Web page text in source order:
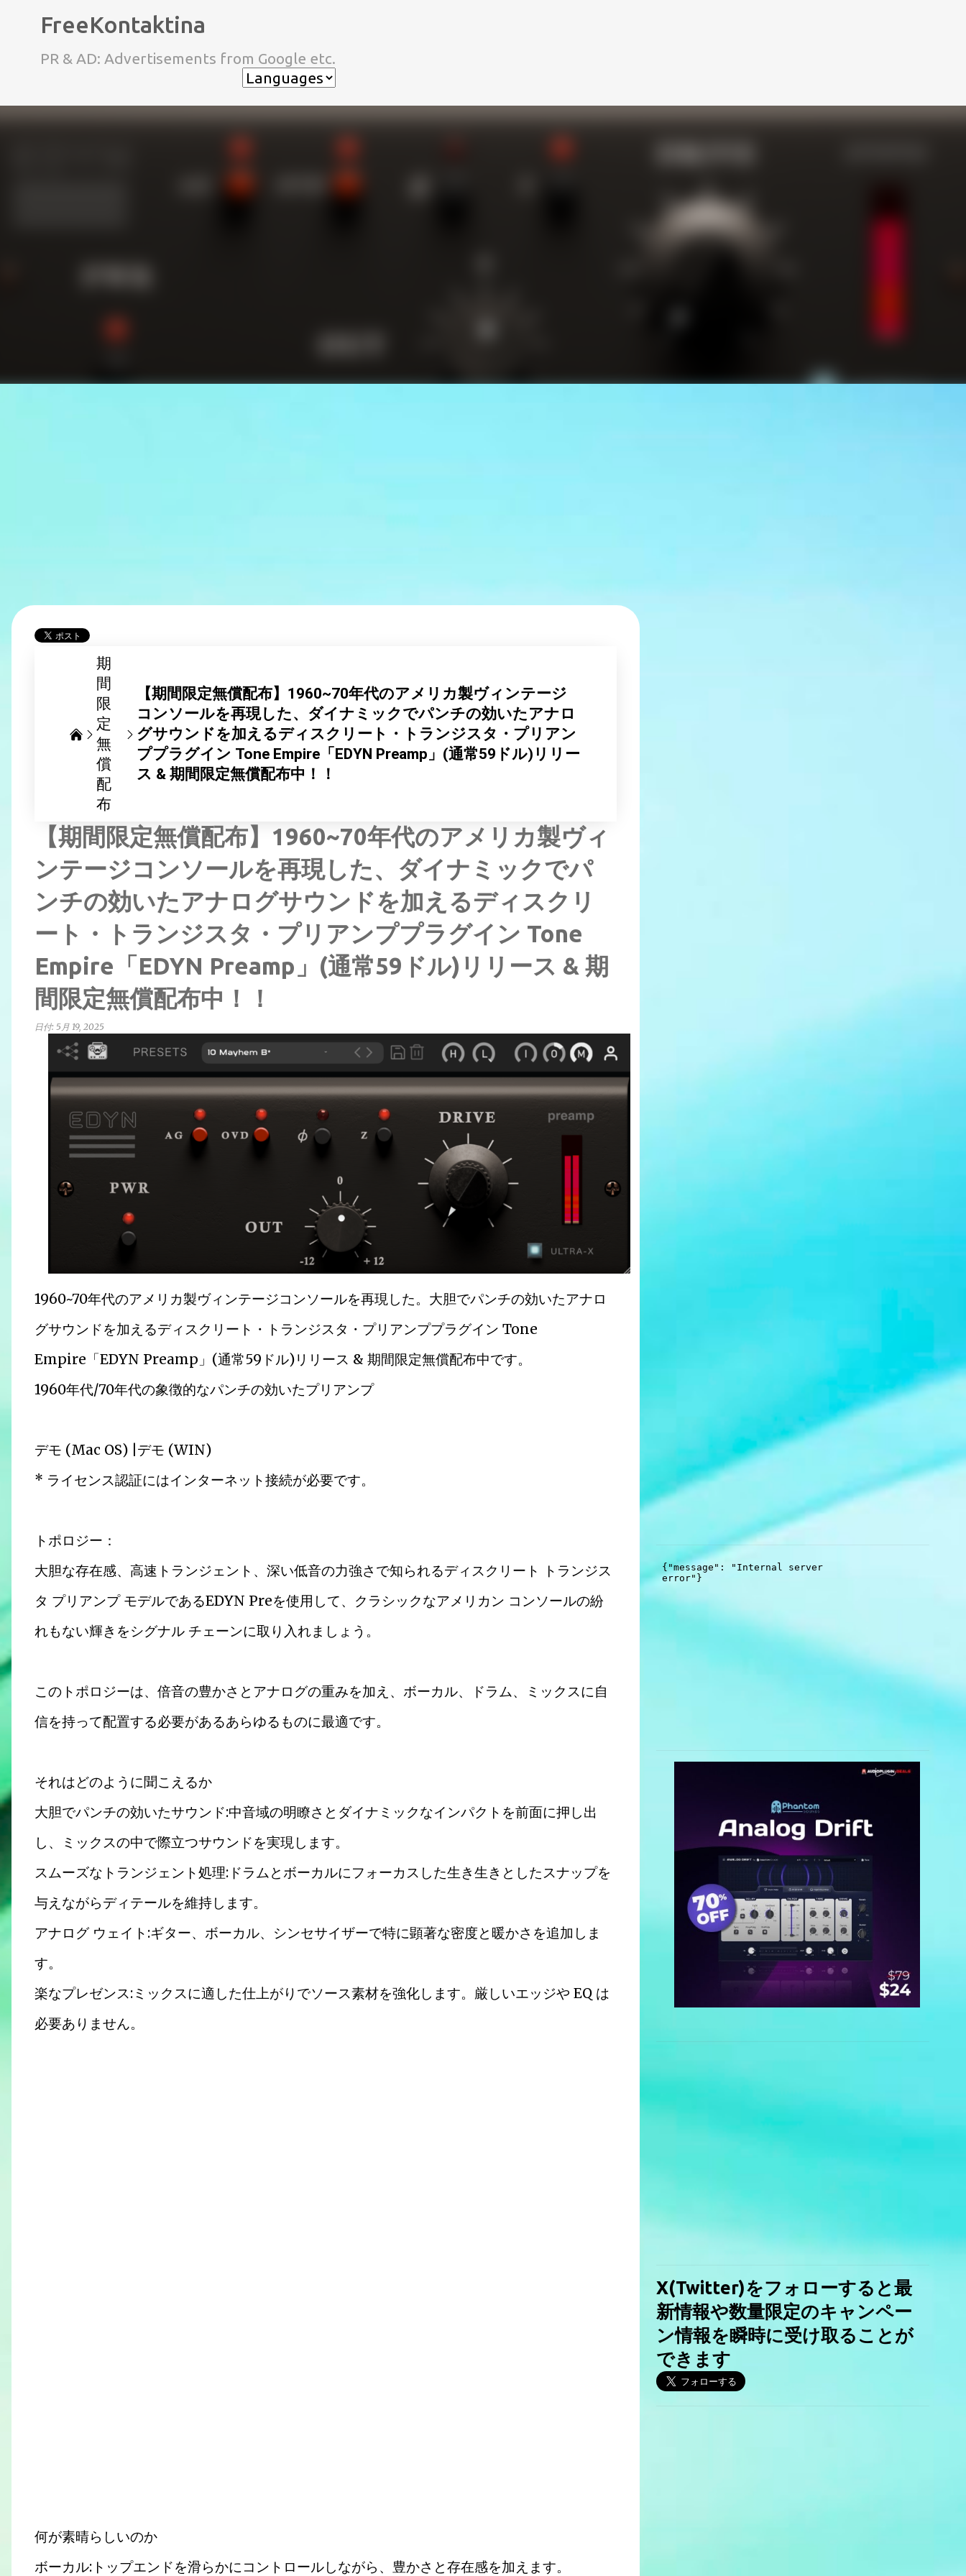
FreeKontaktina
PR & AD: Advertisements from Google etc.
期
間
限
定
無
償
配
布
【期間限定無償配布】1960~70年代のアメリカ製ヴィンテージ
コンソールを再現した、ダイナミックでパンチの効いたアナロ
グサウンドを加えるディスクリート・トランジスタ・プリアン
ププラグイン Tone Empire「EDYN Preamp」(通常59ドル)リリー
ス & 期間限定無償配布中！！
【期間限定無償配布】1960~70年代のアメリカ製ヴィ
ンテージコンソールを再現した、ダイナミックでパ
ンチの効いたアナログサウンドを加えるディスクリ
ート・トランジスタ・プリアンププラグイン Tone
Empire「EDYN Preamp」(通常59ドル)リリース & 期
間限定無償配布中！！
日付: 5月 19, 2025
1960~70年代のアメリカ製ヴィンテージコンソールを再現した。大胆でパンチの効いたアナロ
グサウンドを加えるディスクリート・トランジスタ・プリアンププラグイン Tone
Empire「EDYN Preamp」(通常59ドル)リリース & 期間限定無償配布中です。
1960年代/​​70年代の象徴的なパンチの効いたプリアンプ
デモ (Mac OS) |デモ (WIN)
* ライセンス認証にはインターネット接続が必要です。
トポロジー：
大胆な存在感、高速トランジェント、深い低音の力強さで知られるディスクリート トランジス
タ プリアンプ モデルであるEDYN Preを使用して、クラシックなアメリカン コンソールの紛
れもない輝きをシグナル チェーンに取り入れましょう。
このトポロジーは、倍音の豊かさとアナログの重みを加え、ボーカル、ドラム、ミックスに自
信を持って配置する必要があるあらゆるものに最適です。
それはどのように聞こえるか
大胆でパンチの効いたサウンド:中音域の明瞭さとダイナミックなインパクトを前面に押し出
し、ミックスの中で際立つサウンドを実現します。
スムーズなトランジェント処理:ドラムとボーカルにフォーカスした生き生きとしたスナップを
与えながらディテールを維持します。
アナログ ウェイト:ギター、ボーカル、シンセサイザーで特に顕著な密度と暖かさを追加しま
す。
楽なプレゼンス:ミックスに適した仕上がりでソース素材を強化します。厳しいエッジや EQ は
必要ありません。
何が素晴らしいのか
ボーカル:トップエンドを滑らかにコントロールしながら、豊かさと存在感を加えます。
X(Twitter)をフォローすると最
新情報や数量限定のキャンペー
ン情報を瞬時に受け取ることが
できます